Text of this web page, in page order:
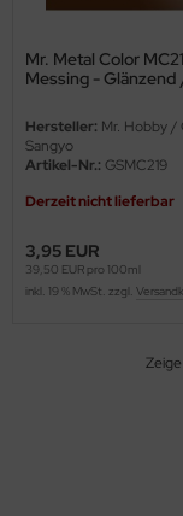
Mr. Metal Color
Messing - Glänzend
Hersteller: Mr. Hobby /
Sangyo
Artikel-Nr.: GSMC219
Derzeit nicht lieferbar
3,95 EUR
39,50 EUR pro 100ml
inkl. 19 % MwSt. zzgl.
Zeige
Hawk Model
Factory